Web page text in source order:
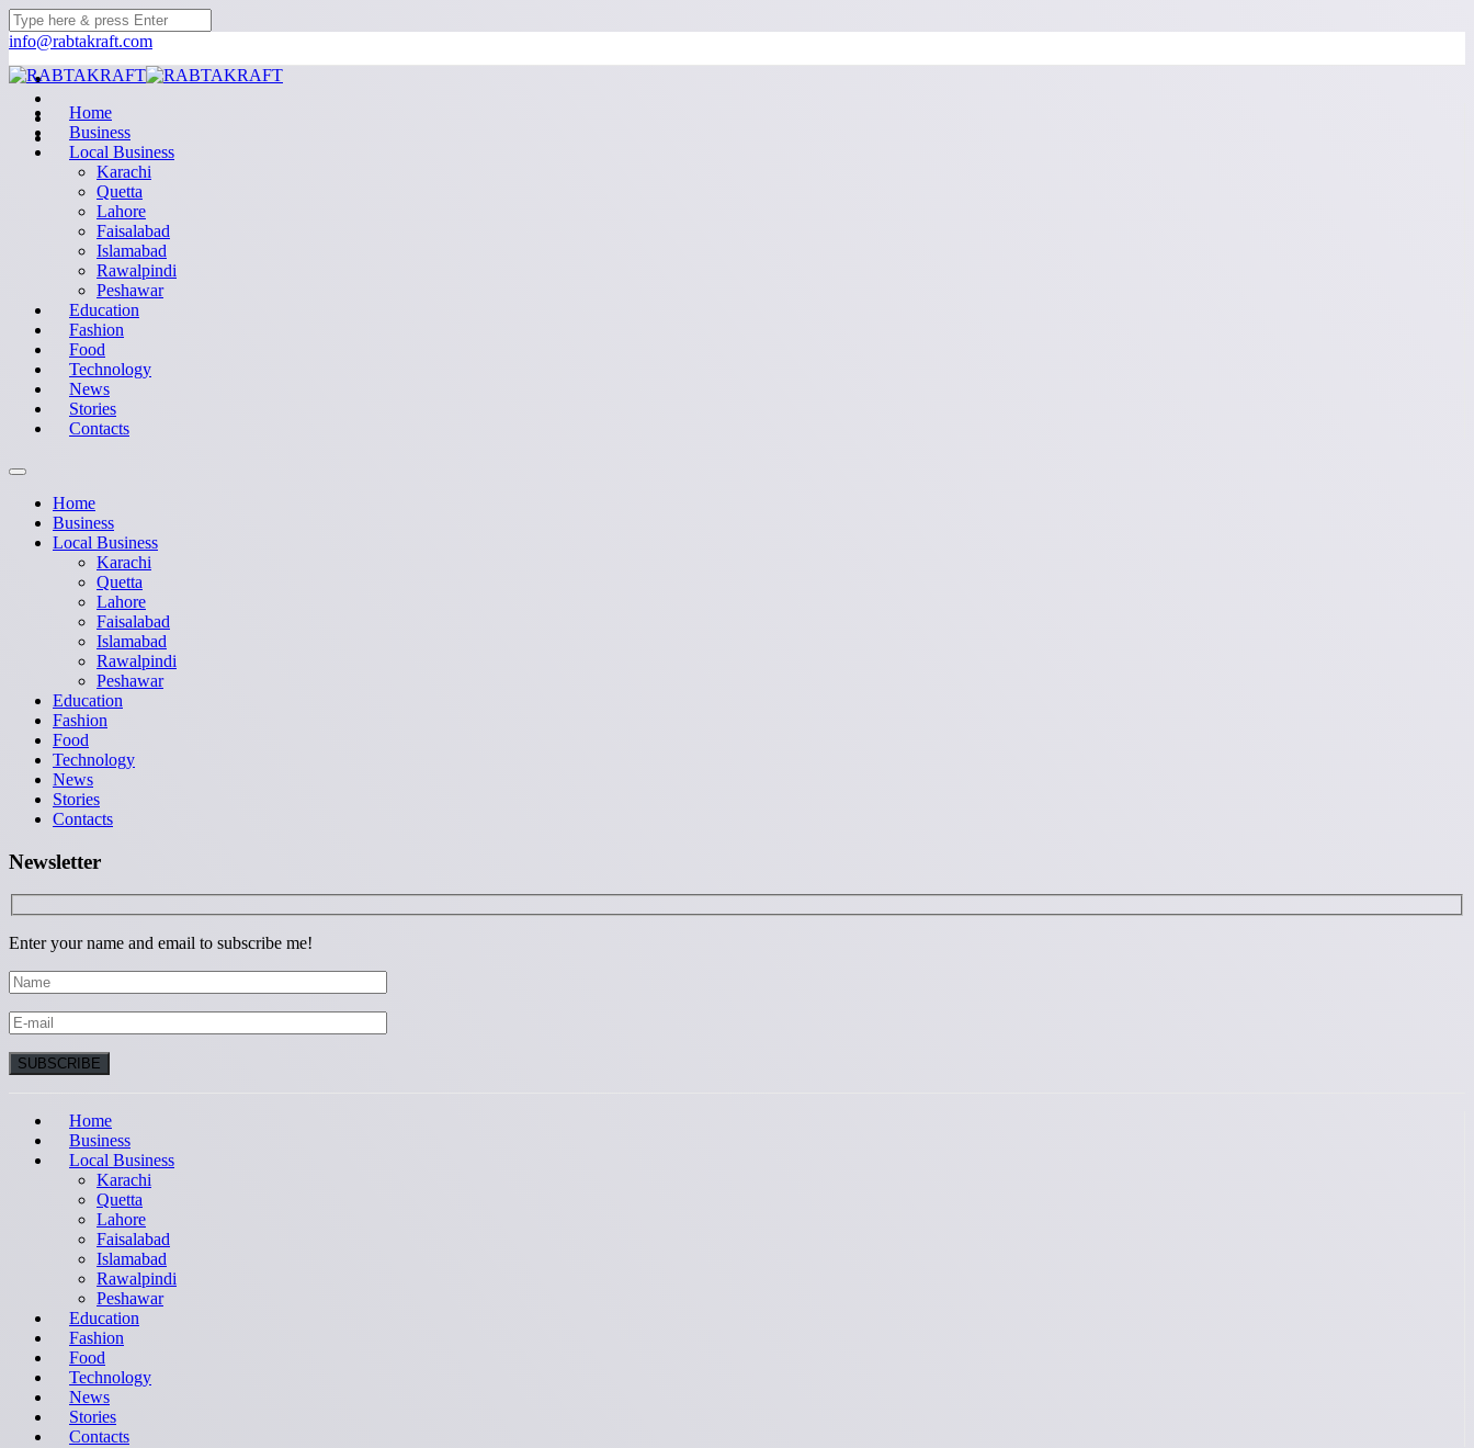
info@rabtakraft.com
Home
Business
Local Business
Karachi
Quetta
Lahore
Faisalabad
Islamabad
Rawalpindi
Peshawar
Education
Fashion
Food
Technology
News
Stories
Contacts
Home
Business
Local Business
Karachi
Quetta
Lahore
Faisalabad
Islamabad
Rawalpindi
Peshawar
Education
Fashion
Food
Technology
News
Stories
Contacts
Newsletter
Enter your name and email to subscribe me!
Home
Business
Local Business
Karachi
Quetta
Lahore
Faisalabad
Islamabad
Rawalpindi
Peshawar
Education
Fashion
Food
Technology
News
Stories
Contacts